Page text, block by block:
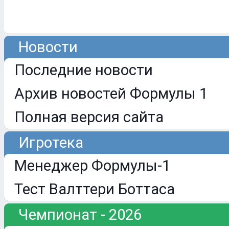
Новости
Последние новости
Архив новостей Формулы 1
Полная версия сайта
Игротека
Менеджер Формулы-1
Тест Валттери Боттаса
Чемпионат - 2026